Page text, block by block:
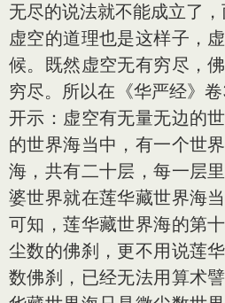
无尽的说法就不能成立了，
虚空的道理也是这样子，
候。既然虚空无有穷尽，
穷尽。所以在《华严经》
开示：虚空有无量无边的
的世界海当中，有一个世
海，共有二十层，每一层
婆世界就在莲华藏世界海
可知，莲华藏世界海的第
尘数的佛刹，更不用说莲
数佛刹，已经无法用算术